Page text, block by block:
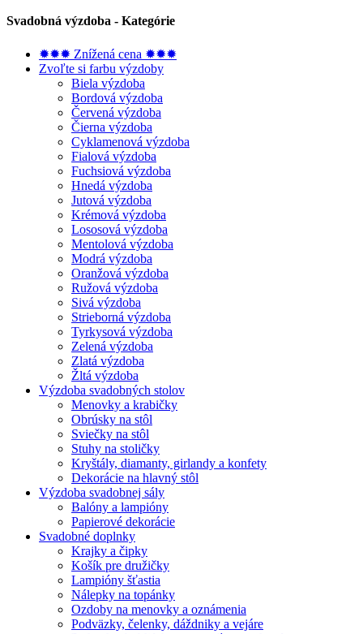
Svadobná výzdoba - Kategórie
✹✹✹ Znížená cena ✹✹✹
Zvoľte si farbu výzdoby
Biela výzdoba
Bordová výzdoba
Červená výzdoba
Čierna výzdoba
Cyklamenová výzdoba
Fialová výzdoba
Fuchsiová výzdoba
Hnedá výzdoba
Jutová výzdoba
Krémová výzdoba
Lososová výzdoba
Mentolová výzdoba
Modrá výzdoba
Oranžová výzdoba
Ružová výzdoba
Sivá výzdoba
Strieborná výzdoba
Tyrkysová výzdoba
Zelená výzdoba
Zlatá výzdoba
Žltá výzdoba
Výzdoba svadobných stolov
Menovky a krabičky
Obrúsky na stôl
Sviečky na stôl
Stuhy na stoličky
Kryštály, diamanty, girlandy a konfety
Dekorácie na hlavný stôl
Výzdoba svadobnej sály
Balóny a lampióny
Papierové dekorácie
Svadobné doplnky
Krajky a čipky
Košík pre družičky
Lampióny šťastia
Nálepky na topánky
Ozdoby na menovky a oznámenia
Podväzky, čelenky, dáždniky a vejáre